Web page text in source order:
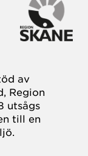
av
Region
utsågs
till en